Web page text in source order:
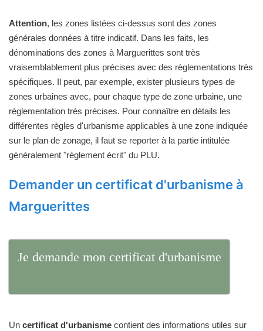
Attention, les zones listées ci-dessus sont des zones
générales données à titre indicatif. Dans les faits, les
dénominations des zones à Marguerittes sont très
vraisemblablement plus précises avec des règlementations très
spécifiques. Il peut, par exemple, exister plusieurs types de
zones urbaines avec, pour chaque type de zone urbaine, une
règlementation très précises. Pour connaître en détails les
différentes règles d'urbanisme applicables à une zone indiquée
sur le plan de zonage, il faut se reporter à la partie intitulée
généralement "règlement écrit" du PLU.
Demander un certificat d'urbanisme à
Marguerittes
Je demande mon certificat d'urbanisme
Un certificat d'urbanisme contient des informations utiles sur